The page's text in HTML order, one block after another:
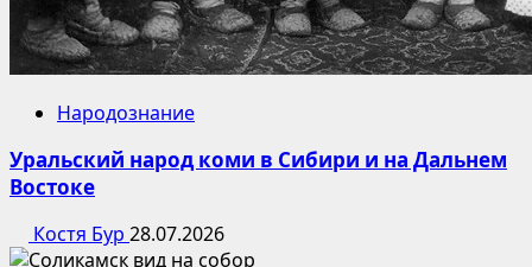
Народознание
Уральский народ коми в Сибири и на Дальнем
Востоке
Костя Бур 28.07.2026